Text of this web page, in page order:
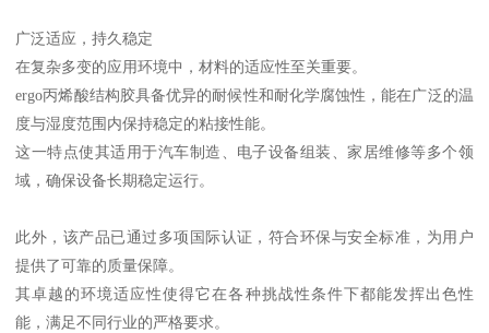
广泛适应，持久稳定
在复杂多变的应用环境中，材料的适应性至关重要。
ergo丙烯酸结构胶具备优异的耐候性和耐化学腐蚀性，能在广泛的温
度与湿度范围内保持稳定的粘接性能。
这一特点使其适用于汽车制造、电子设备组装、家居维修等多个领
域，确保设备长期稳定运行。
此外，该产品已通过多项国际认证，符合环保与安全标准，为用户
提供了可靠的质量保障。
其卓越的环境适应性使得它在各种挑战性条件下都能发挥出色性
能，满足不同行业的严格要求。